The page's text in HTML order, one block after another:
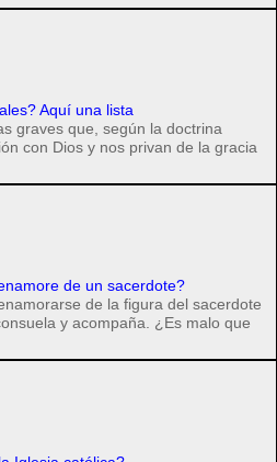
Aquí una lista
graves que, según la doctrina
con Dios y nos privan de la gracia
de un sacerdote?
de la figura del sacerdote
y acompaña. ¿Es malo que